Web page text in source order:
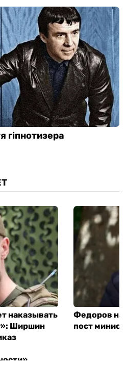
наказывать
Ширшин
Федоров
пост